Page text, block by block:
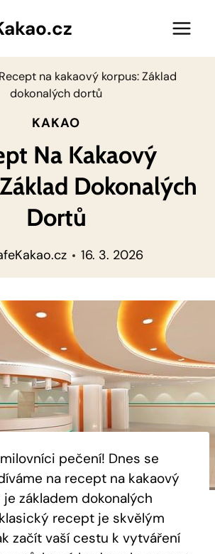
Recept na kakaový korpus: Základ
dokonalých dortů
KAKAO
Na Kakaový
Dokonalých
Dortů
16. 3. 2026
pečení! Dnes se
na recept na⁤ kakaový
základem dokonalých
recept je ⁤skvělým
začít vaší ‌cestu k vytváření